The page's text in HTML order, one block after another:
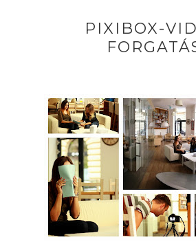
PIXIBOX-